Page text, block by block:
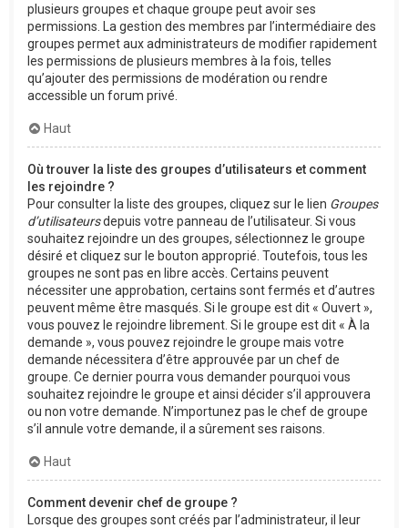
plusieurs groupes et chaque groupe peut avoir ses
permissions. La gestion des membres par l’intermédiaire des
groupes permet aux administrateurs de modifier rapidement
les permissions de plusieurs membres à la fois, telles
qu’ajouter des permissions de modération ou rendre
accessible un forum privé.
Haut
Où trouver la liste des groupes d’utilisateurs et comment
les rejoindre ?
Pour consulter la liste des groupes, cliquez sur le lien Groupes
d’utilisateursdepuis votre panneau de l’utilisateur. Si vous
souhaitez rejoindre un des groupes, sélectionnez le groupe
désiré et cliquez sur le bouton approprié. Toutefois, tous les
groupes ne sont pas en libre accès. Certains peuvent
nécessiter une approbation, certains sont fermés et d’autres
peuvent même être masqués. Si le groupe est dit « Ouvert »,
vous pouvez le rejoindre librement. Si le groupe est dit « À la
demande », vous pouvez rejoindre le groupe mais votre
demande nécessitera d’être approuvée par un chef de
groupe. Ce dernier pourra vous demander pourquoi vous
souhaitez rejoindre le groupe et ainsi décider s’il approuvera
ou non votre demande. N’importunez pas le chef de groupe
s’il annule votre demande, il a sûrement ses raisons.
Haut
Comment devenir chef de groupe ?
Lorsque des groupes sont créés par l’administrateur, il leur